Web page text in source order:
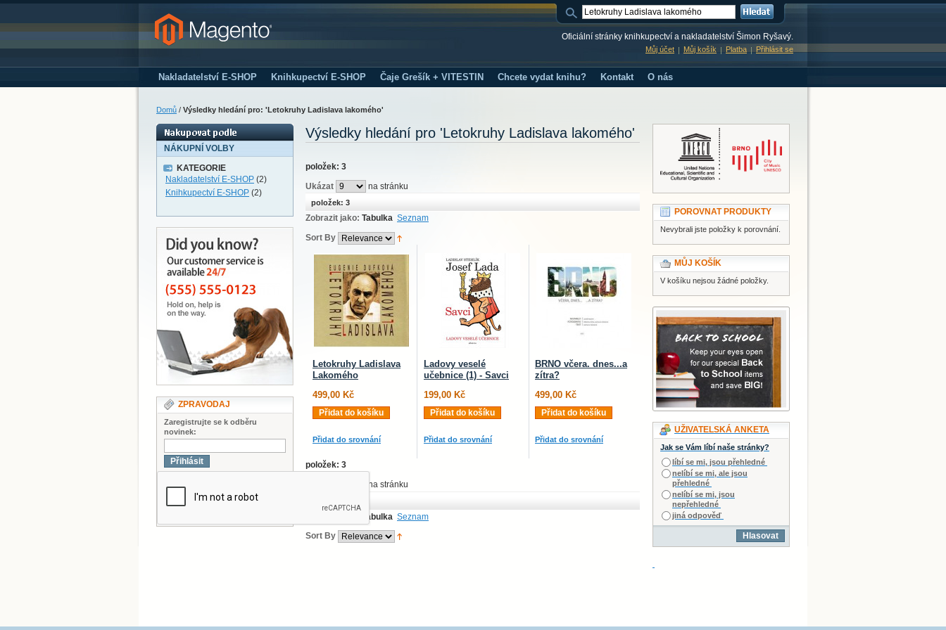
Oficiální stránky knihkupectví a nakladatelství Šimon Ryšavý.
Můj účet Můj košík Platba Přihlásit se
Nakladatelství E-SHOP Knihkupectví E-SHOP Čaje Grešík + VITESTIN Chcete vydat knihu? Kontakt O nás
Domů / Výsledky hledání pro: 'Letokruhy Ladislava lakomého'
NÁKUPNÍ VOLBY
KATEGORIE
Nakladatelství E-SHOP (2)
Knihkupectví E-SHOP (2)
ZPRAVODAJ
Zaregistrujte se k odběru
novinek:
Přihlásit
Výsledky hledání pro 'Letokruhy Ladislava lakomého'
položek: 3
Ukázat
na stránku
položek: 3
Zobrazit jako: Tabulka Seznam
Sort By
Letokruhy Ladislava
Lakomého
499,00 Kč
Přidat do košíku
Přidat do srovnání
Ladovy veselé
učebnice (1) - Savci
199,00 Kč
Přidat do košíku
Přidat do srovnání
BRNO včera. dnes...a
zítra?
499,00 Kč
Přidat do košíku
Přidat do srovnání
položek: 3
na stránku
Tabulka Seznam
Sort By
POROVNAT PRODUKTY
Nevybrali jste položky k porovnání.
MŮJ KOŠÍK
V košíku nejsou žádné položky.
UŽIVATELSKÁ ANKETA
Jak se Vám líbí naše stránky?
líbí se mi, jsou přehledné
nelíbí se mi, ale jsou
přehledné
nelíbí se mi, jsou
nepřehledné
jiná odpověď
Hlasovat